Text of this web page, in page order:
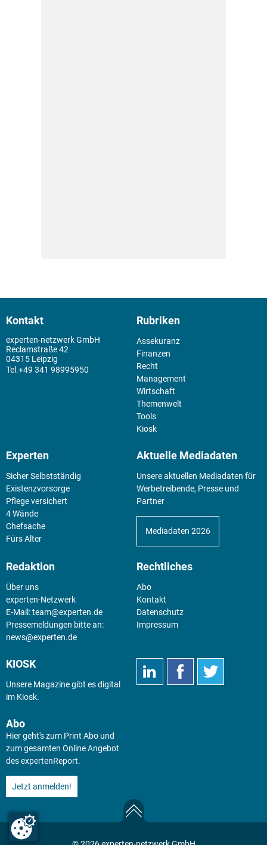
Kontakt
experten-netzwerk GmbH
Reclamstraße 42
04315 Leipzig
+49 341 98995950
Rubriken
Assekuranz
Finanzen
Recht
Management
Wirtschaft
Themenwelt
Tools
Kiosk
Experten
Sicher Selbstständig
Existenz­vorsorge
Pflege versichert
4 Wände
Chefsache
Fürs Alter
Aktuelle Mediadaten
Unsere aktuellen Mediadaten für
Werbetreibende, Presse und
Partner
Mediadaten 2026
Redaktion
Über uns
experten-Netzwerk
E-Mail:team@experten.de
Pressemeldungen bitte an:
news@experten.de
Rechtliches
Abo
Kontakt
Datenschutz
Impressum
KIOSK
Unsere Magazine gibt es digital
im Kiosk.
Abo
Hier geht's zum Print Abo und
zum gesamten Online Angebot
des expertenReport.
Jetzt anmelden!